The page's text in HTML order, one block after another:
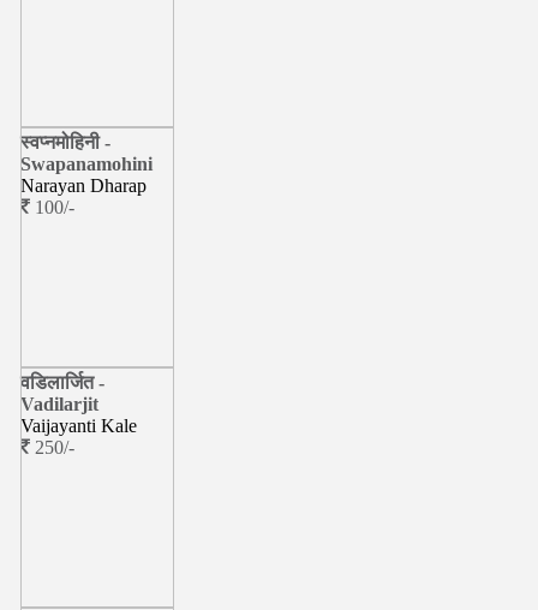
स्वप्नमोहिनी -
Swapanamohini
Narayan Dharap
100/-
वडिलार्जित -
Vadilarjit
Vaijayanti Kale
250/-